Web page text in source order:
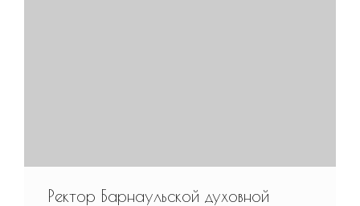
Ректор Барнаульской духовной